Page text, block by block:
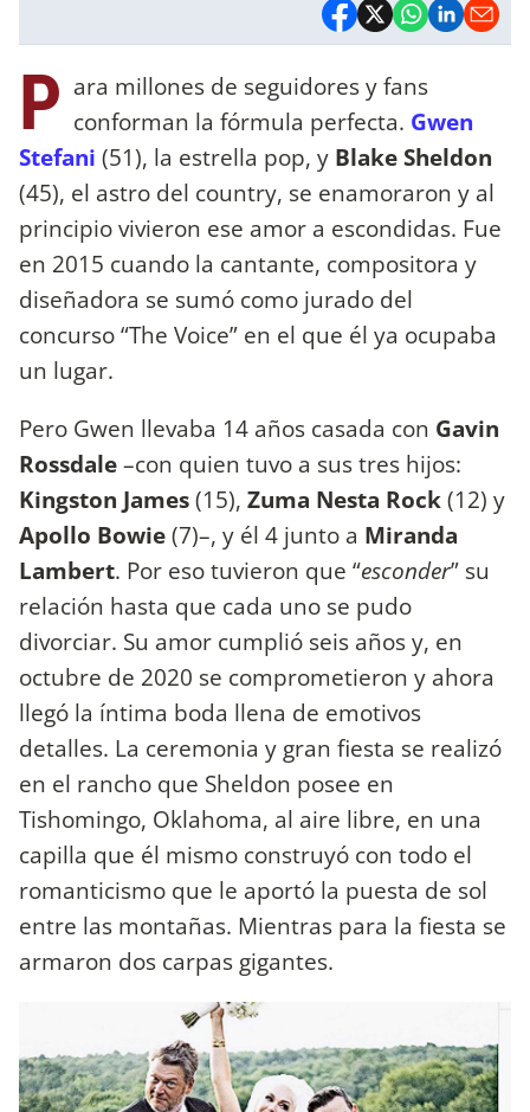
P ara millones de seguidores y fans
conforman la fórmula perfecta. Gwen
Stefani (51), la estrella pop, y Blake Sheldon
(45), el astro del country, se enamoraron y al
principio vivieron ese amor a escondidas. Fue
en 2015 cuando la cantante, compositora y
diseñadora se sumó como jurado del
concurso “The Voice” en el que él ya ocupaba
un lugar.
Pero Gwen llevaba 14 años casada con Gavin
Rossdale–con quien tuvo a sus tres hijos:
Kingston James(15), Zuma Nesta Rock(12) y
Apollo Bowie(7)–, y él 4 junto a Miranda
Lambert. Por eso tuvieron que “esconder” su
relación hasta que cada uno se pudo
divorciar. Su amor cumplió seis años y, en
octubre de 2020 se comprometieron y ahora
llegó la íntima boda llena de emotivos
detalles. La ceremonia y gran fiesta se realizó
en el rancho que Sheldon posee en
Tishomingo, Oklahoma, al aire libre, en una
capilla que él mismo construyó con todo el
romanticismo que le aportó la puesta de sol
entre las montañas. Mientras para la fiesta se
armaron dos carpas gigantes.